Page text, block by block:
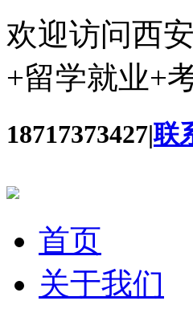
欢迎访问西
+留学就业+
18717373427|联
首页
关于我们